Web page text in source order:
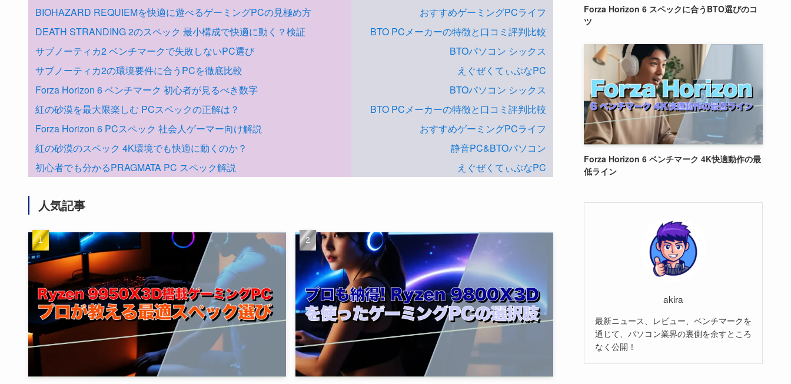
BIOHAZARD REQUIEMを快適に遊べるゲーミングPCの見極め方
おすすめゲーミングPCライフ
DEATH STRANDING 2のスペック 最小構成で快適に動く？検証
BTO PCメーカーの特徴と口コミ評判比較
サブノーティカ2 ベンチマークで失敗しないPC選び
BTOパソコン シックス
サブノーティカ2の環境要件に合うPCを徹底比較
えぐぜくてぃぶなPC
Forza Horizon 6 ベンチマーク 初心者が見るべき数字
BTOパソコン シックス
紅の砂漠を最大限楽しむ PCスペックの正解は？
BTO PCメーカーの特徴と口コミ評判比較
Forza Horizon 6 PCスペック 社会人ゲーマー向け解説
おすすめゲーミングPCライフ
紅の砂漠のスペック 4K環境でも快適に動くのか？
静音PC&BTOパソコン
初心者でも分かるPRAGMATA PC スペック解説
えぐぜくてぃぶなPC
人気記事
Forza Horizon 6 スペックに合うBTO選びのコ
ツ
Forza Horizon 6 ベンチマーク 4K快適動作の最
低ライン
akira
最新ニュース、レビュー、ベンチマークを
通じて、パソコン業界の裏側を余すところ
なく公開！